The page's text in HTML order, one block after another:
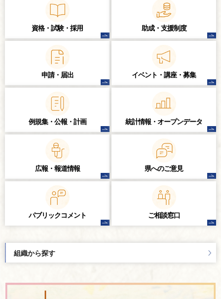
資格・試験・ 採用 助成・支援制度
申請・届出 イベント・講座・ 募集
例規集・公報・計画 統計情報・ オープンデータ
広報・報道情報 県へのご意見
パブリックコメント ご相談窓口
組織から探す